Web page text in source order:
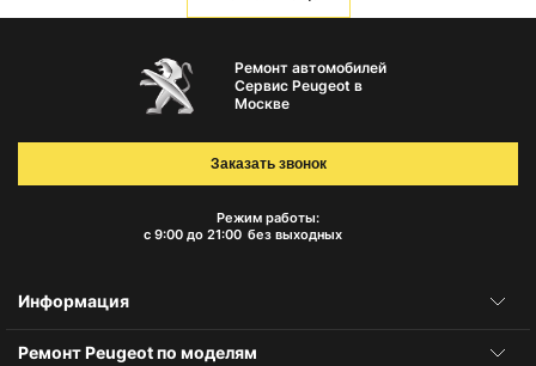
Ремонт автомобилей
Сервис Peugeot в
Москве
Режим работы:
с 9:00 до 21:00 без выходных
Заказать звонок
Информация
Ремонт Peugeot по моделям